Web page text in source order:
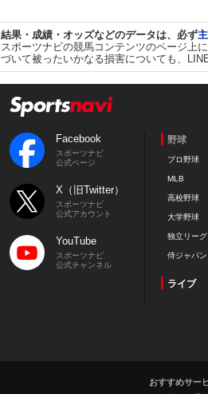
結果・成績・オッズなどのデータは、必ず
スポーツナビの競馬コンテンツのページ上
づいて被ったいかなる損害についても、
Facebook
スポーツナビ
公式ページ
X（旧Twitter）
スポーツナビ
公式アカウント
YouTube
スポーツナビ
公式チャンネル
野球
プロ野球
MLB
高校野球
大学野球
独立リーグ
侍ジャパン
ライブ
おすすめサー